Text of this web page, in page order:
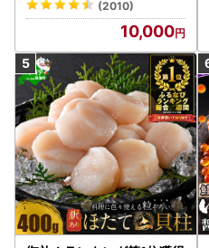
～3房（1.0kg以上）シャイ
ン フルーツ FN-Limited-S
P
(2010)
10,000